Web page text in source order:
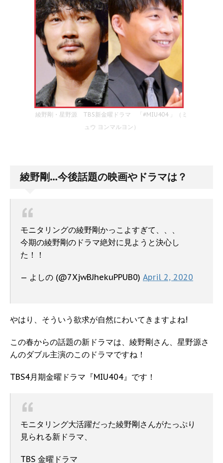
綾野剛・星野源 TBS新金曜ドラマ 「#MIU404 」（ミ
ュウ ヨンマルヨン）
綾野剛…今後話題の映画やドラマは？
モニタリングの綾野剛かっこよすぎて、、、
今期の綾野剛のドラマ絶対に見ようと決心し
た！！
— よしの (@7XjwBJhekuPPUB0) April 2, 2020
やはり、そういう欲求が自然にわいてきますよね!
この春からの話題の新ドラマは、綾野剛さん、星野源さ
んのダブル主演のこのドラマですね！
TBS4月期金曜ドラマ『MIU404』です！
モニタリング大活躍だった綾野剛さんがたっぷり
見られる新ドラマ、
TBS 金曜ドラマ